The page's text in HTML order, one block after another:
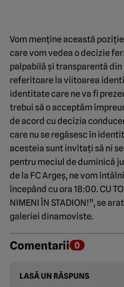
Vom menține această
care vom vedea o decizie
palpabilă și transparentă
referitoare la viitoarea
identitate care ne va fi
trebui să o acceptăm
de acord cu decizia
care nu se regăsesc în
acesteia sunt invitați să ni
pentru meciul de duminică
de la FC Argeș, ne vom
începând cu ora 18:00. CU
NIMENI ÎN STADION!”, se
galeriei dinamoviste.
Comentarii 0
LASĂ UN RĂSPUNS